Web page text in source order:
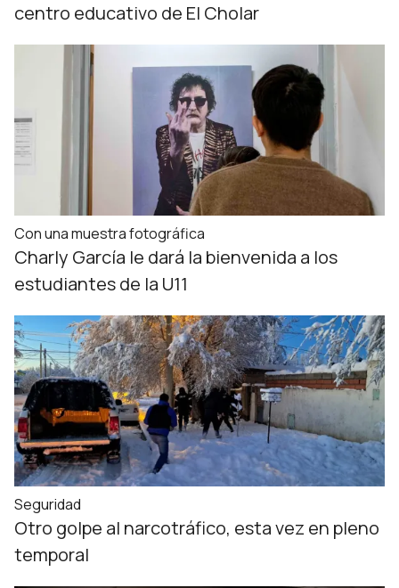
centro educativo de El Cholar
Con una muestra fotográfica
Charly García le dará la bienvenida a los
estudiantes de la U11
Seguridad
Otro golpe al narcotráfico, esta vez en pleno
temporal